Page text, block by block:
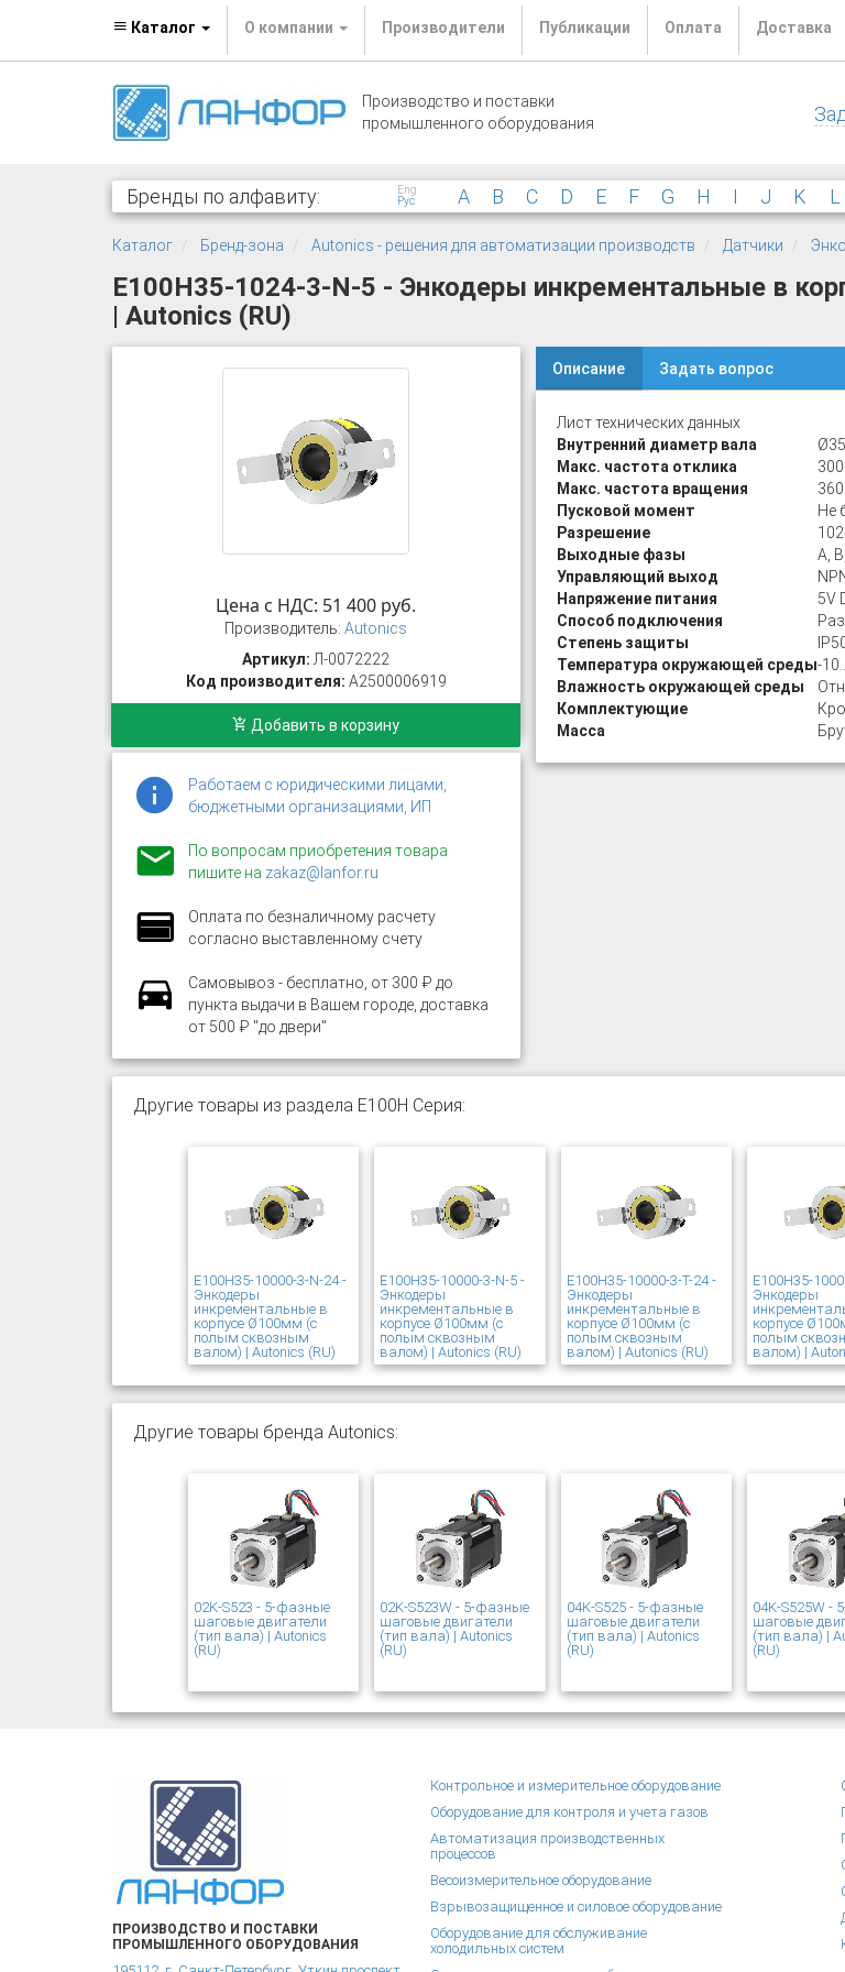
Каталог О компании Производители Публикации Оплата Доставка
Производство и поставки
промышленного оборудования
Бренды по алфавиту:
Eng
Рус
A B C D E F G H I J K
Каталог Бренд-зона Autonics - решения для автоматизации производств Датчики
E100H35-1024-3-N-5 - Энкодеры инкрементальные в
| Autonics (RU)
Цена с НДС: 51 400 руб.
Производитель:Autonics
Артикул: Л-0072222
Код производителя: A2500006919
Добавить в корзину
Работаем с юридическими лицами,
бюджетными организациями, ИП
По вопросам приобретения товара
пишите на zakaz@lanfor.ru
Оплата по безналичному расчету
согласно выставленному счету
Самовывоз - бесплатно, от 300 ₽ до
пункта выдачи в Вашем городе, доставка
от 500 ₽ "до двери"
Описание Задать вопрос
Лист технических данных
Внутренний диаметр вала
Макс. частота отклика
Макс. частота вращения
Пусковой момент
Не
Разрешение
Выходные фазы
A,
Управляющий выход
Напряжение питания
5V
Способ подключения
Степень защиты
Температура окружающей среды-
Влажность окружающей среды
Комплектующие
Масса
Другие товары из раздела E100H Серия:
E100H35-10000-3-N-24 -
Энкодеры
инкрементальные в
корпусе Ø100мм (с
полым сквозным
валом) | Autonics (RU)
E100H35-10000-3-N-5 -
Энкодеры
инкрементальные в
корпусе Ø100мм (с
полым сквозным
валом) | Autonics (RU)
E100H35-10000-3-T-24 -
Энкодеры
инкрементальные в
корпусе Ø100мм (с
полым сквозным
валом) | Autonics (RU)
E100H35-
Энкодеры
корпусе
полым
валом) |
Другие товары бренда Autonics:
02K-S523 - 5-фазные
шаговые двигатели
(тип вала) | Autonics
(RU)
02K-S523W - 5-фазные
шаговые двигатели
(тип вала) | Autonics
(RU)
04K-S525 - 5-фазные
шаговые двигатели
(тип вала) | Autonics
(RU)
04K-S525W -
шаговые
(тип вала) |
(RU)
ПРОИЗВОДСТВО И ПОСТАВКИ
ПРОМЫШЛЕННОГО ОБОРУДОВАНИЯ
Контрольное и измерительное оборудование
Оборудование для контроля и учета газов
Автоматизация производственных
процессов
Весоизмерительное оборудование
Взрывозащищенное и силовое оборудование
Оборудование для обслуживание
холодильных систем